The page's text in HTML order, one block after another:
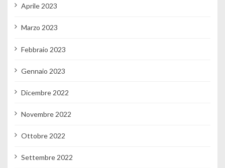
Aprile 2023
Marzo 2023
Febbraio 2023
Gennaio 2023
Dicembre 2022
Novembre 2022
Ottobre 2022
Settembre 2022